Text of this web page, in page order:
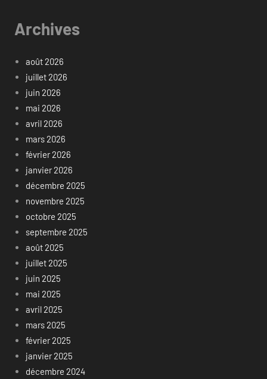
Archives
août 2026
juillet 2026
juin 2026
mai 2026
avril 2026
mars 2026
février 2026
janvier 2026
décembre 2025
novembre 2025
octobre 2025
septembre 2025
août 2025
juillet 2025
juin 2025
mai 2025
avril 2025
mars 2025
février 2025
janvier 2025
décembre 2024